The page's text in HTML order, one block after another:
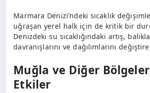
Marmara Denizi’ndeki sıcaklık
uğraşan yerel halk için de kritik bir
Denizdeki su sıcaklığındaki artış,
davranışlarını ve dağılımlarını
Muğla ve Diğer
Etkiler